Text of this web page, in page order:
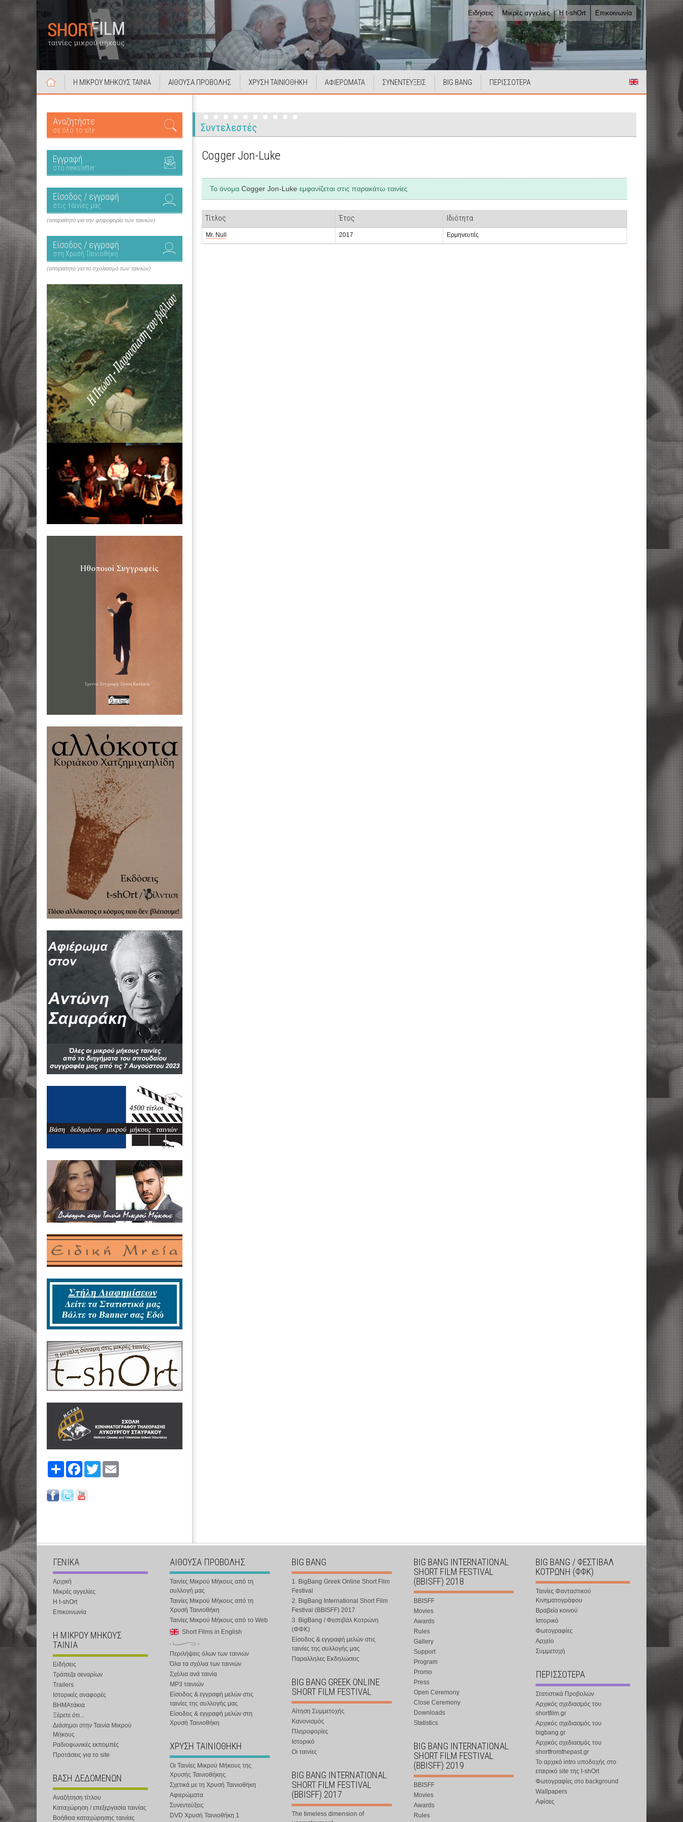
Ειδήσεις Μικρές αγγελίες Η t-shOrt Επικοινωνία
Η ΜΙΚΡΟΥ ΜΗΚΟΥΣ ΤΑΙΝΙΑ ΑΙΘΟΥΣΑ ΠΡΟΒΟΛΗΣ ΧΡΥΣΗ ΤΑΙΝΙΟΘΗΚΗ ΑΦΙΕΡΩΜΑΤΑ ΣΥΝΕΝΤΕΥΞΕΙΣ BIG BANG ΠΕΡΙΣΣΟΤΕΡΑ
Αναζητήστε
σε όλο το site
Εγγραφή
στο newsletter
Είσοδος / εγγραφή
στις ταινίες μας
(απαραίτητο για την ψηφοφορία των ταινιών)
Είσοδος / εγγραφή
στη Χρυσή Ταινιοθήκη
(απαραίτητο για το σχολιασμό των ταινιών)
Share FacebookTwitter
Συντελεστές
Cogger Jon-Luke
Το όνομα Cogger Jon-Luke εμφανίζεται στις παρακάτω ταινίες
Τίτλος Έτος Ιδιότητα
Mr. Null 2017 Ερμηνευτές
ΓΕΝΙΚΑ
Αρχική
Μικρές αγγελίες
Η t-shOrt
Επικοινωνία
Η ΜΙΚΡΟΥ ΜΗΚΟΥΣ
ΤΑΙΝΙΑ
Ειδήσεις
Τράπεζα σεναρίων
Trailers
Ιστορικές αναφορές
ΒΗΜΑτάκια
Ξέρετε ότι...
Διάσημοι στην Ταινία Μικρού
Μήκους
Ραδιοφωνικές εκπομπές
Προτάσεις για το site
ΒΑΣΗ ΔΕΔΟΜΕΝΩΝ
Αναζήτηση τίτλου
Καταχώρηση / επεξεργασία ταινίας
Βοήθεια καταχώρησης ταινίας
ΑΙΘΟΥΣΑ ΠΡΟΒΟΛΗΣ
Ταινίες Μικρού Μήκους από τη
συλλογή μας
Ταινίες Μικρού Μήκους από τη
Χρυσή Ταινιοθήκη
Ταινίες Μικρού Μήκους από το Web
Short Films in English
Περιλήψεις όλων των ταινιών
Όλα τα σχόλια των ταινιών
Σχόλια ανά ταινία
MP3 ταινιών
Είσοδος & εγγραφή μελών στις
ταινίες της συλλογής μας
Είσοδος & εγγραφή μελών στη
Χρυσή Ταινιοθήκη
ΧΡΥΣΗ ΤΑΙΝΙΟΘΗΚΗ
Οι Ταινίες Μικρού Μήκους της
Χρυσής Ταινιοθήκης
Σχετικά με τη Χρυσή Ταινιοθήκη
Αφιερώματα
Συνεντεύξεις
DVD Χρυσή Ταινιοθήκη 1
BIG BANG
1. BigBang Greek Online Short Film
Festival
2. BigBang International Short Film
Festival (BBISFF) 2017
3. BigBang / Φεστιβάλ Κοτρώνη
(ΦΦΚ)
Είσοδος & εγγραφή μελών στις
ταινίες της συλλογής μας
Παραλληλες Εκδηλώσεις
BIG BANG GREEK ONLINE
SHORT FILM FESTIVAL
Αίτηση Συμμετοχής
Κανονισμός
Πληροφορίες
Ιστορικό
Οι ταινίες
BIG BANG INTERNATIONAL
SHORT FILM FESTIVAL
(BBISFF) 2017
The timeless dimension of
BIG BANG INTERNATIONAL
SHORT FILM FESTIVAL
(BBISFF) 2018
BBISFF
Movies
Awards
Rules
Gallery
Support
Program
Promo
Press
Open Ceremony
Close Ceremony
Downloads
Statistics
BIG BANG INTERNATIONAL
SHORT FILM FESTIVAL
(BBISFF) 2019
BBISFF
Movies
Awards
Rules
BIG BANG / ΦΕΣΤΙΒΑΛ
ΚΟΤΡΩΝΗ (ΦΦΚ)
Ταινίες Φανταστικού
Κινηματογράφου
Βραβεία κοινού
Ιστορικό
Φωτογραφίες
Αρχείο
Συμμετοχή
ΠΕΡΙΣΣΟΤΕΡΑ
Στατιστικά Προβολών
Αρχικός σχεδιασμός του
shortfilm.gr
Αρχικός σχεδιασμός του
bigbang.gr
Αρχικός σχεδιασμός του
shortfromthepast.gr
Το αρχικό intro υποδοχής στο
εταιρικό site της t-shOrt
Φωτογραφίες στο background
Wallpapers
Αφίσες